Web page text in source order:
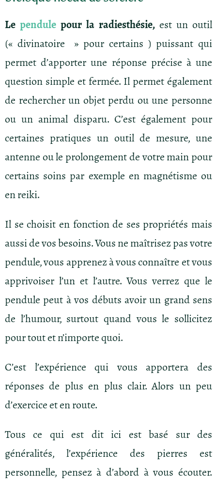
Le pendule pour la radiesthésie, est un outil
(« divinatoire » pour certains ) puissant qui
permet d’apporter une réponse précise à une
question simple et fermée. Il permet également
de rechercher un objet perdu ou une personne
ou un animal disparu. C’est également pour
certaines pratiques un outil de mesure, une
antenne ou le prolongement de votre main pour
certains soins par exemple en magnétisme ou
en reiki.
Il se choisit en fonction de ses propriétés mais
aussi de vos besoins. Vous ne maîtrisez pas votre
pendule, vous apprenez à vous connaître et vous
apprivoiser l’un et l’autre. Vous verrez que le
pendule peut à vos débuts avoir un grand sens
de l’humour, surtout quand vous le sollicitez
pour tout et n’importe quoi.
C’est l’expérience qui vous apportera des
réponses de plus en plus clair. Alors un peu
d’exercice et en route.
Tous ce qui est dit ici est basé sur des
généralités, l’expérience des pierres est
personnelle, pensez à d’abord à vous écouter.